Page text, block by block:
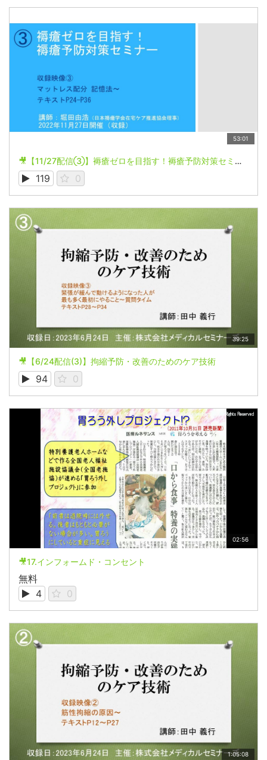
53:01
🎥【11/27配信③】褥瘡ゼロを目指す！褥瘡予防対策セミナー
119 0
39:25
🎥【6/24配信(3)】拘縮予防・改善のためのケア技術
94 0
02:56
🎥17.インフォームド・コンセント
無料
4
0
1:05:08